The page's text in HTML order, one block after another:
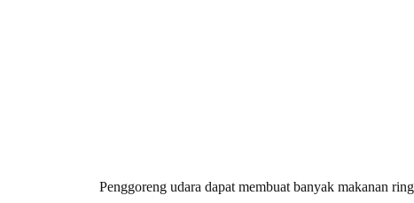
Penggoreng udara dapat membuat banyak makanan